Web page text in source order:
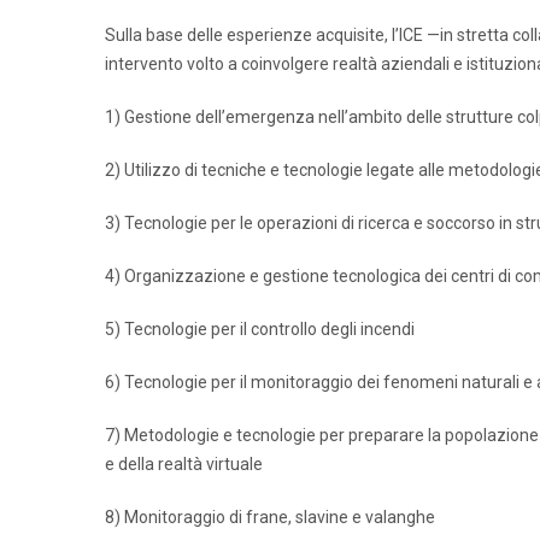
Sulla base delle esperienze acquisite, l’ICE —in stretta
intervento volto a coinvolgere realtà aziendali e
1) Gestione dell’emergenza nell’ambito delle strutture
2) Utilizzo di tecniche e tecnologie legate alle
3) Tecnologie per le operazioni di ricerca e soccorso in
4) Organizzazione e gestione tecnologica dei centri di
5) Tecnologie per il controllo degli incendi
6) Tecnologie per il monitoraggio dei fenomeni naturali
7) Metodologie e tecnologie per preparare la
e della realtà virtuale
8) Monitoraggio di frane, slavine e valanghe